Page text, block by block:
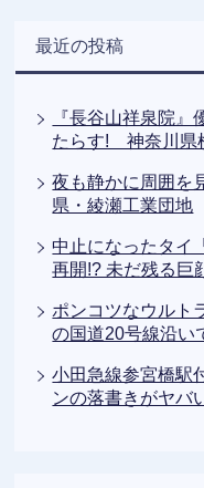
最近の投稿
『長谷山祥泉院
たらす! 神奈川県
夜も静かに周囲を
県・綾瀬工業団地
中止になったタイ
再開!? 未だ残る巨
ポンコツなウルト
の国道20号線沿い
小田急線参宮橋駅
ンの落書きがヤバ